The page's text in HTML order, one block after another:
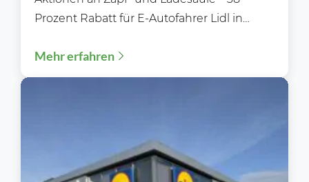
Prozent Rabatt für E-Autofahrer Lidl in
Mehr erfahren